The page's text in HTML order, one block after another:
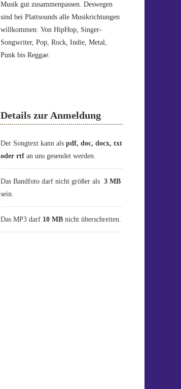
Musik gut zusammenpassen. Deswegen
sind bei Plattsounds alle Musikrichtungen
willkommen: Von HipHop, Singer-
Songwriter, Pop, Rock, Indie, Metal,
Punk bis Reggae.
Details zur Anmeldung
Der Songtext kann als pdf, doc, docx, txt
oder rtf an uns gesendet werden.
Das Bandfoto darf nicht größer als 3 MB
sein.
Das MP3 darf 10 MB nicht überschreiten.